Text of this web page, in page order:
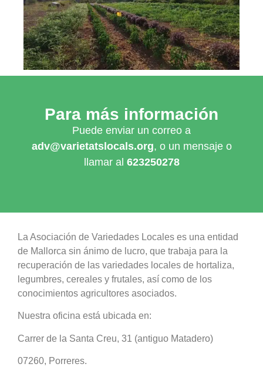
Para más información
Puede enviar un correo a
adv@varietatslocals.org, o un mensaje o
llamar al 623250278
La Asociación de Variedades Locales es una entidad
de Mallorca sin ánimo de lucro, que trabaja para la
recuperación de las variedades locales de hortaliza,
legumbres, cereales y frutales, así como de los
conocimientos agricultores asociados.
Nuestra oficina está ubicada en:
Carrer de la Santa Creu, 31 (antiguo Matadero)
07260, Porreres.